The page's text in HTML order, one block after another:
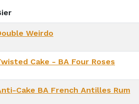
Weirdo
Cake - BA Four Roses
Cake BA French Antilles Rum